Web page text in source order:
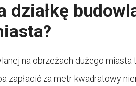
działkę
na obrzeżach dużego
zapłacić za metr kwadratowy